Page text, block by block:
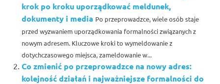
krok po kroku uporządkować meldunek,
dokumenty i media Po przeprowadzce, wiele osób staje
przed wyzwaniem uporządkowania formalności związanych z
nowym adresem. Kluczowe kroki to wymeldowanie z
dotychczasowego miejsca, zameldowanie w...
Co zmienić po przeprowadzce na nowy adres:
kolejność działań i najważniejsze formalności do